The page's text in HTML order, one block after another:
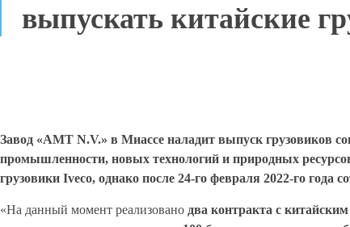
выпускать китайские
Завод «АМТ N.V.» в Миассе наладит выпуск грузовиков
промышленности, новых технологий и природных
грузовики Iveco, однако после 24-го февраля 2022-го года
«На данный момент реализовано два контракта с